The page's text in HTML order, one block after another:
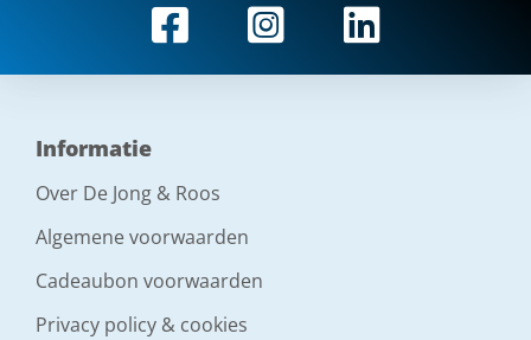
Informatie
Over De Jong & Roos
Algemene voorwaarden
Cadeaubon voorwaarden
Privacy policy & cookies